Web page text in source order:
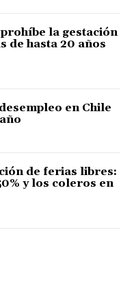
la gestación
de hasta 20 años
en Chile
de ferias libres:
y los coleros en